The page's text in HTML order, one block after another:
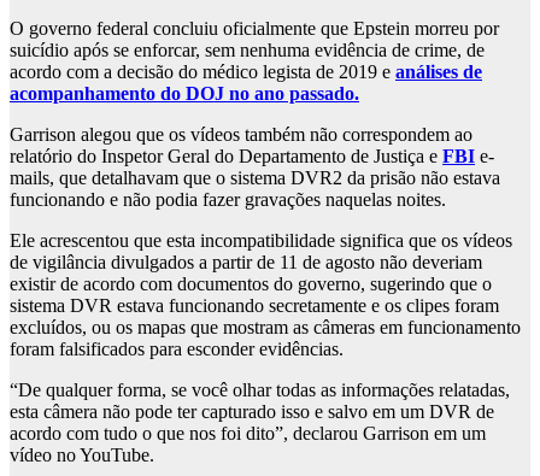
O governo federal concluiu oficialmente que Epstein morreu por
suicídio após se enforcar, sem nenhuma evidência de crime, de
acordo com a decisão do médico legista de 2019 e análises de
acompanhamento do DOJ no ano passado.
Garrison alegou que os vídeos também não correspondem ao
relatório do Inspetor Geral do Departamento de Justiça e FBI e-
mails, que detalhavam que o sistema DVR2 da prisão não estava
funcionando e não podia fazer gravações naquelas noites.
Ele acrescentou que esta incompatibilidade significa que os vídeos
de vigilância divulgados a partir de 11 de agosto não deveriam
existir de acordo com documentos do governo, sugerindo que o
sistema DVR estava funcionando secretamente e os clipes foram
excluídos, ou os mapas que mostram as câmeras em funcionamento
foram falsificados para esconder evidências.
“De qualquer forma, se você olhar todas as informações relatadas,
esta câmera não pode ter capturado isso e salvo em um DVR de
acordo com tudo o que nos foi dito”, declarou Garrison em um
vídeo no YouTube.